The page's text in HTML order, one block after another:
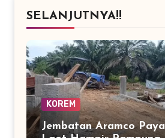
SELANJUTNYA!!
KOREM
Jembatan Aramco Paya